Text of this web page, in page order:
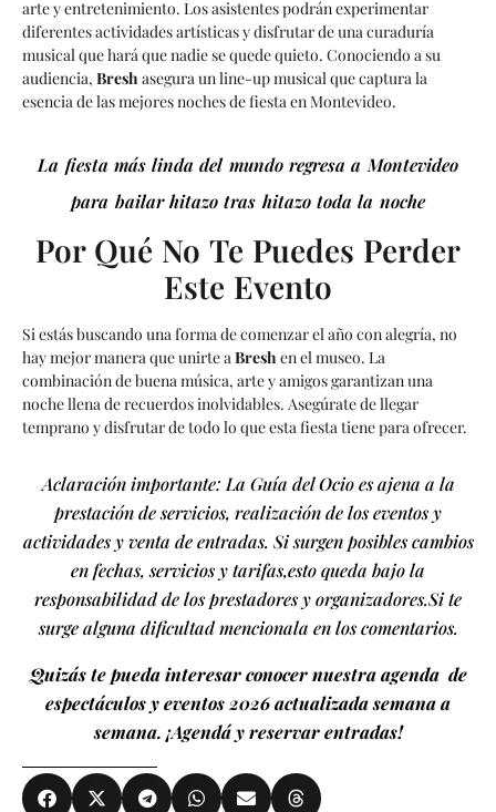
arte y entretenimiento. Los asistentes podrán experimentar
diferentes actividades artísticas y disfrutar de una curaduría
musical que hará que nadie se quede quieto. Conociendo a su
audiencia, Bresh asegura un line-up musical que captura la
esencia de las mejores noches de fiesta en Montevideo.
La fiesta más linda del mundo regresa a Montevideo
para bailar hitazo tras hitazo toda la noche
Por Qué No Te Puedes Perder
Este Evento
Si estás buscando una forma de comenzar el año con alegría, no
hay mejor manera que unirte a Bresh en el museo. La
combinación de buena música, arte y amigos garantizan una
noche llena de recuerdos inolvidables. Asegúrate de llegar
temprano y disfrutar de todo lo que esta fiesta tiene para ofrecer.
Aclaración importante: La Guía del Ocio es ajena a la
prestación de servicios, realización de los eventos y
actividades y venta de entradas. Si surgen posibles cambios
en fechas, servicios y tarifas,esto queda bajo la
responsabilidad de los prestadores y organizadores.Si te
surge alguna dificultad mencionala en los comentarios.
Quizás te pueda interesar conocer nuestra agenda de
espectáculos y eventos 2026 actualizada semana a
semana. ¡Agendá y reservar entradas!